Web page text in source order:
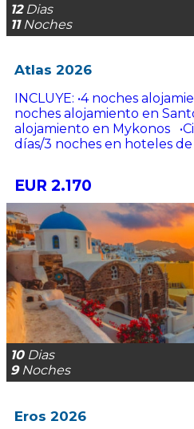
12Dias
11Noches
Atlas 2026
INCLUYE: •4 noches
noches alojamiento en
alojamiento en Mykonos
días/3 noches en hoteles de
EUR 2.170
10Dias
9Noches
Eros 2026